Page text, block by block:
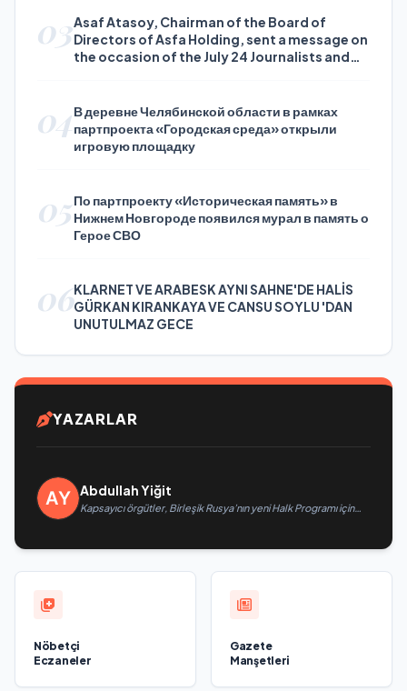
03Asaf Atasoy, Chairman of the Board of
Directors of Asfa Holding, sent a message on
the occasion of the July 24 Journalists and
04В деревне Челябинской области в рамках
партпроекта «Городская среда» открыли
игровую площадку
05По партпроекту «Историческая память» в
Нижнем Новгороде появился мурал в память о
Герое СВО
06KLARNET VE ARABESK AYNI SAHNE'DE HALİS
GÜRKAN KIRANKAYA VE CANSU SOYLU 'DAN
UNUTULMAZ GECE
YAZARLAR
Abdullah Yiğit
Kapsayıcı örgütler, Birleşik Rusya’nın yeni Halk Programı için
Nöbetçi
Eczaneler
Gazete
Manşetleri